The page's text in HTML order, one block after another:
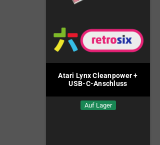
Atari Lynx Cleanpower +
USB-C-Anschluss
Auf Lager